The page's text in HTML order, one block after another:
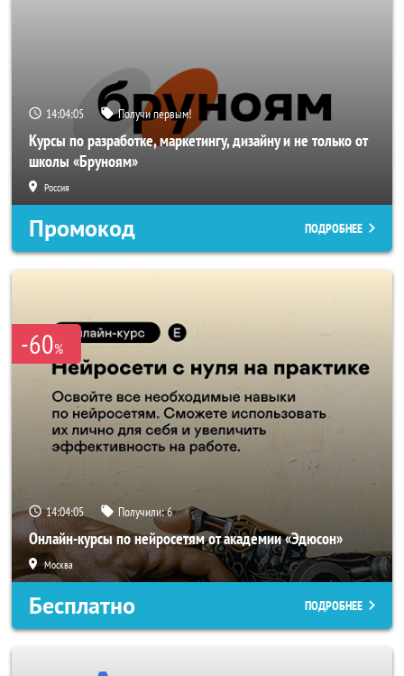
14:04:04 Получи первым!
Курсы по разработке, маркетингу, дизайну и не только от
школы «Бруноям»
Россия
Промокод ПОДРОБНЕЕ
-60%
14:04:04 Получили:6
Онлайн-курсы по нейросетям от академии «Эдюсон»
Москва
Бесплатно ПОДРОБНЕЕ